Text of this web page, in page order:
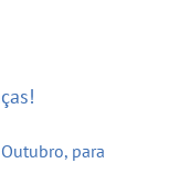
para